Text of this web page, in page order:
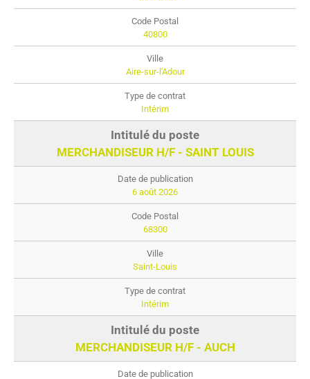
40800
Aire-sur-l'Adour
Intérim
MERCHANDISEUR H/F - SAINT LOUIS
6 août 2026
68300
Saint-Louis
Intérim
MERCHANDISEUR H/F - AUCH